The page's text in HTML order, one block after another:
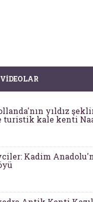
yıldız
turistik kale kenti
Kadim